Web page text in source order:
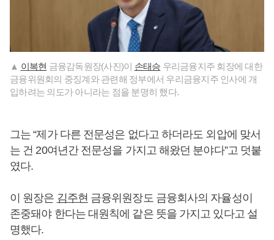
▲ 이복현 금융감독원장(사진)이 손태승 우리금융지주 회장에 대한
금융위원회의 중징계와 관련해 정부에서 우리금융지주 인사에 개
입하려는 의도가 아니라는 점을 분명히 했다.
그는 “제가 다른 전문성은 없다고 하더라도 외압에 맞서
는 건 20여년간 전문성을 가지고 해왔던 분야다”고 덧붙
였다.
이 원장은 김주현 금융위원장도 금융회사의 자율성이
존중돼야 한다는 대원칙에 같은 뜻을 가지고 있다고 설
명했다.